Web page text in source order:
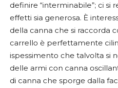
definire “interminabile”; ci si
effetti sia generosa. È
della canna che si raccorda
carrello è perfettamente
ispessimento che talvolta si
delle armi con canna
di canna che sporge dalla